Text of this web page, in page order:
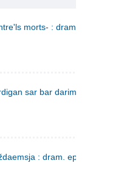
morts- : drama en tres
sar bar darim
: dram. epilog v 3 d